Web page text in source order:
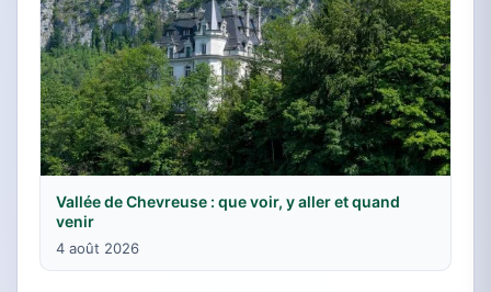
Vallée de Chevreuse : que voir, y aller et quand
venir
4 août 2026